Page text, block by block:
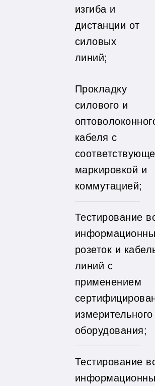
изгиба и
дистанции от
силовых
линий;
Прокладку
силового и
кабеля с
маркировкой и
коммутацией;
Тестирование
розеток и
линий с
применением
измерительного
оборудования;
Тестирование